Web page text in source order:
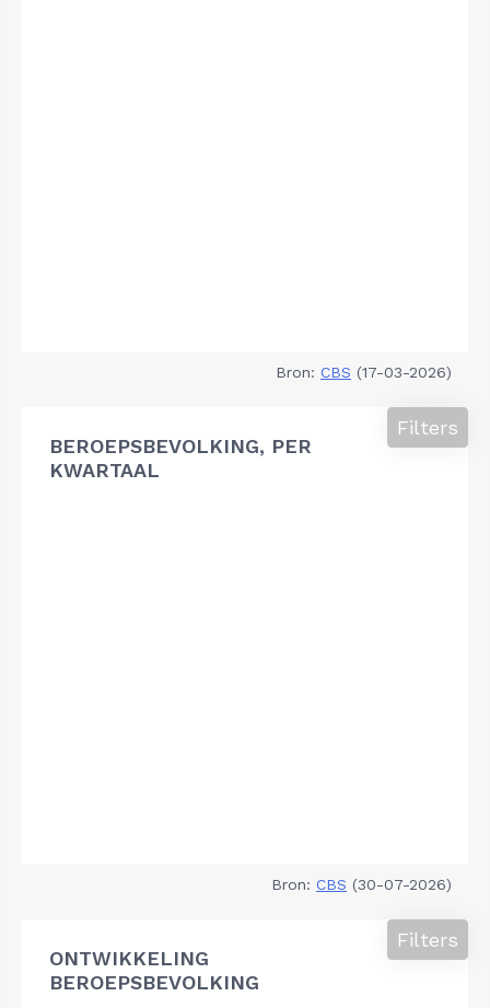
Bron: CBS (17-03-2026)
BEROEPSBEVOLKING, PER
KWARTAAL
Filters
Bron: CBS (30-07-2026)
ONTWIKKELING
BEROEPSBEVOLKING
Filters